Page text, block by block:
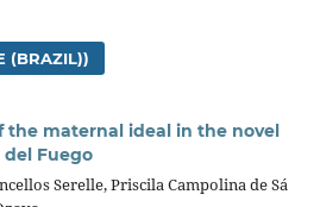
(BRAZIL))
the maternal ideal in the novel
Fuego
Serelle, Priscila Campolina de Sá